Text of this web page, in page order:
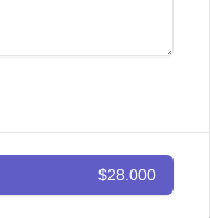
especiales
guacamole, pico de gallo,
y queso cheddar.
$28.000